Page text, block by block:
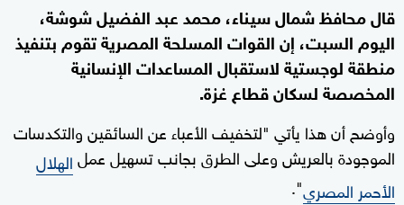
قال محافظ شمال سيناء، محمد عبد الفضيل شوشة،
اليوم السبت، إن القوات المسلحة المصرية تقوم بتنفيذ
منطقة لوجستية لاستقبال المساعدات الإنسانية
المخصصة لسكان قطاع غزة.
وأوضح أن هذا يأتي "لتخفيف الأعباء عن السائقين والتكدسات
الموجودة بالعريش وعلى الطرق بجانب تسهيل عملالهلال
الأحمر المصري".